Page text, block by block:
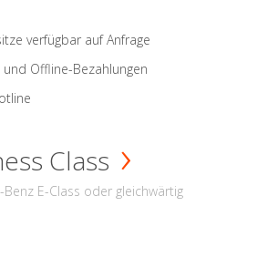
verfügbar auf Anfrage
und Offline-Bezahlungen
Class
E-Class oder gleichwärtig